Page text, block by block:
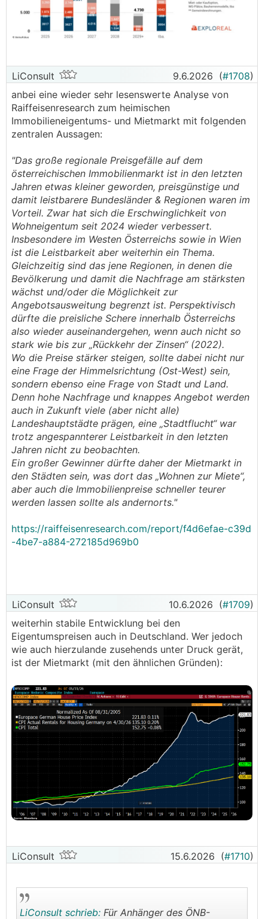
LiConsult 9.6.2026 (#1708)
anbei eine wieder sehr lesenswerte Analyse von
Raiffeisenresearch zum heimischen
Immobilieneigentums- und Mietmarkt mit folgenden
zentralen Aussagen:
"Das große regionale Preisgefälle auf dem
österreichischen Immobilienmarkt ist in den letzten
Jahren etwas kleiner geworden, preisgünstige und
damit leistbarere Bundesländer & Regionen waren im
Vorteil. Zwar hat sich die Erschwinglichkeit von
Wohneigentum seit 2024 wieder verbessert.
Insbesondere im Westen Österreichs sowie in Wien
ist die Leistbarkeit aber weiterhin ein Thema.
Gleichzeitig sind das jene Regionen, in denen die
Bevölkerung und damit die Nachfrage am stärksten
wächst und/oder die Möglichkeit zur
Angebotsausweitung begrenzt ist. Perspektivisch
dürfte die preisliche Schere innerhalb Österreichs
also wieder auseinandergehen, wenn auch nicht so
stark wie bis zur „Rückkehr der Zinsen“ (2022).
Wo die Preise stärker steigen, sollte dabei nicht nur
eine Frage der Himmelsrichtung (Ost-West) sein,
sondern ebenso eine Frage von Stadt und Land.
Denn hohe Nachfrage und knappes Angebot werden
auch in Zukunft viele (aber nicht alle)
Landeshauptstädte prägen, eine „Stadtflucht“ war
trotz angespannterer Leistbarkeit in den letzten
Jahren nicht zu beobachten.
Ein großer Gewinner dürfte daher der Mietmarkt in
den Städten sein, was dort das „Wohnen zur Miete“,
aber auch die Immobilienpreise schneller teurer
werden lassen sollte als andernorts."
https://raiffeisenresearch.com/report/f4d6efae-c39d
-4be7-a884-272185d969b0
LiConsult 10.6.2026 (#1709)
weiterhin stabile Entwicklung bei den
Eigentumspreisen auch in Deutschland. Wer jedoch
wie auch hierzulande zusehends unter Druck gerät,
ist der Mietmarkt (mit den ähnlichen Gründen):
LiConsult 15.6.2026 (#1710)
LiConsult schrieb: Für Anhänger des ÖNB-